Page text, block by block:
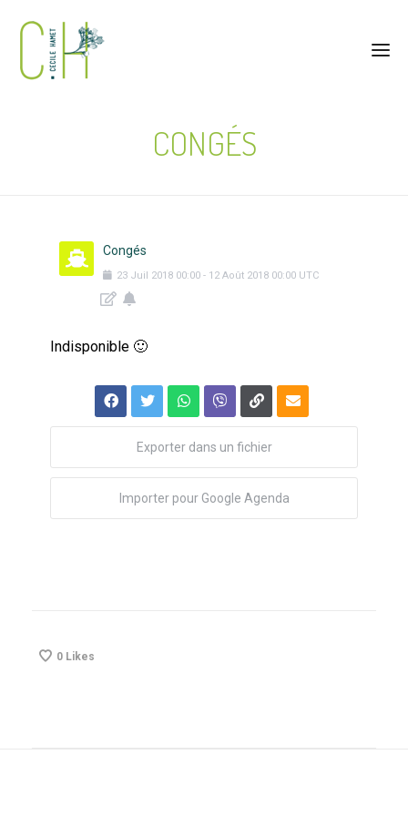
CONGÉS
Congés
23 Juil 2018 00:00 - 12 Août 2018 00:00 UTC
Indisponible 🙂
Exporter dans un fichier
Importer pour Google Agenda
0 Likes